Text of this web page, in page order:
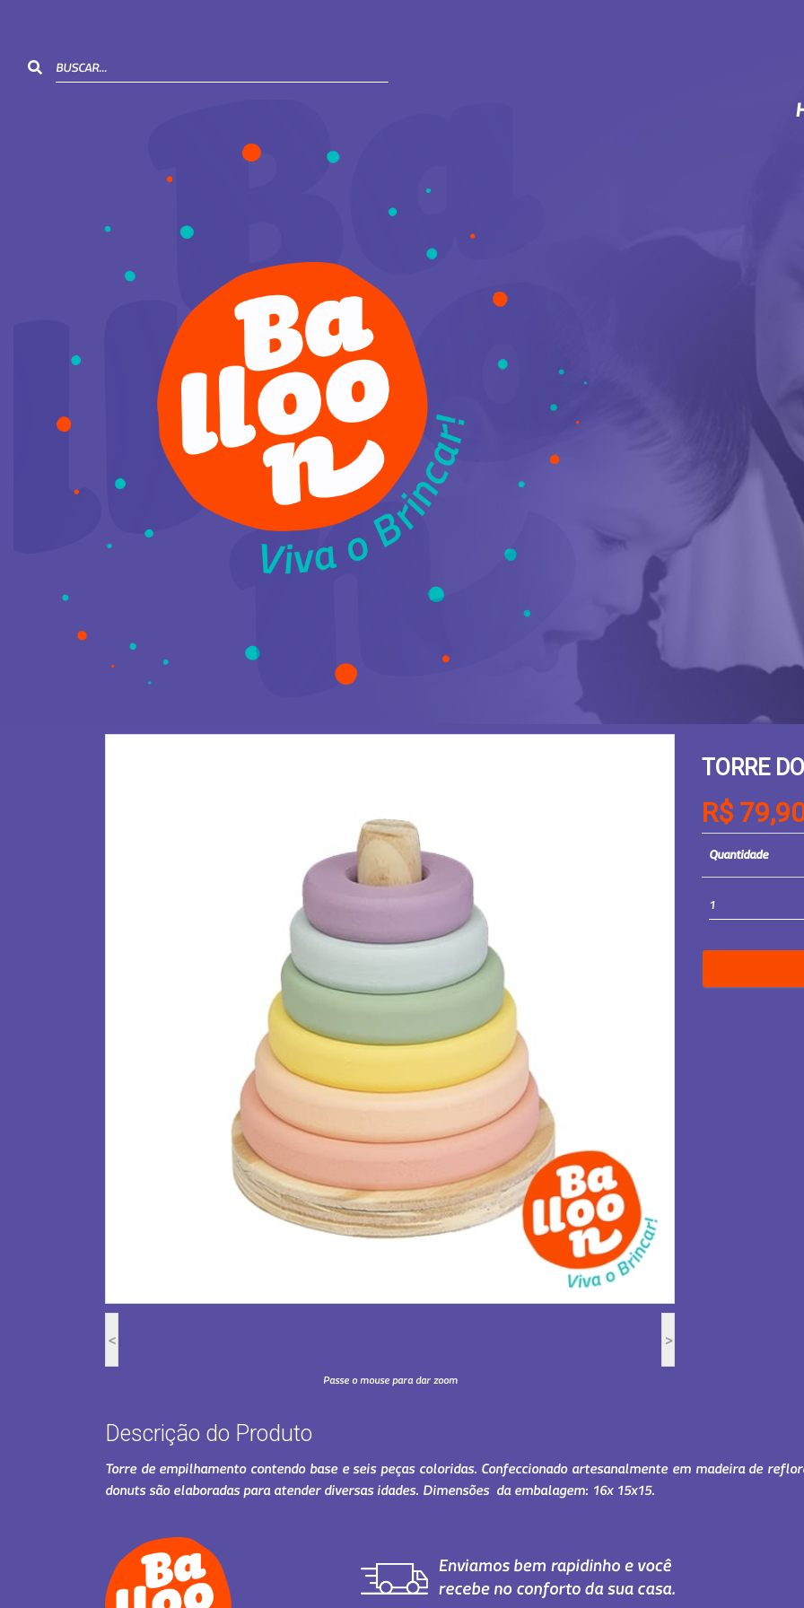
< >
Passe o mouse para dar zoom
TORRE
R$
Quantidade
Descrição do Produto
Torre de empilhamento contendo base e seis peças coloridas. Confeccionado artesanalmente em madeira de
donuts são elaboradas para atender diversas idades. Dimensões da embalagem: 16x 15x15.